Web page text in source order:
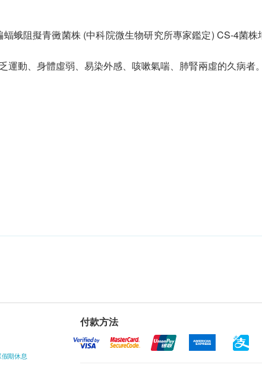
蛾阻擬青黴菌株 (中科院微生物研究所專家鑑定) CS-4菌
動、身體虛弱、易染外感、咳嗽氣喘、肺腎兩虛的久病者。
期休息
付款方法